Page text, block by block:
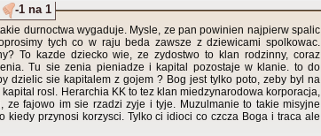
-1 na 1
durnoctwa wygaduje. Mysle, ze pan powinien najpierw spalic
tych co w raju beda zawsze z dziewicami spolkowac.
To kazde dziecko wie, ze zydostwo to klan rodzinny, coraz
Tu sie zenia pieniadze i kapital pozostaje w klanie. to do
dzielic sie kapitalem z gojem ? Bog jest tylko poto, zeby byl na
rosl. Herarchia KK to tez klan miedzynarodowa korporacja,
ze fajowo im sie rzadzi zyje i tyje. Muzulmanie to takie misyjne
kiedy przynosi korzysci. Tylko ci idioci co czcza Boga i traca ale